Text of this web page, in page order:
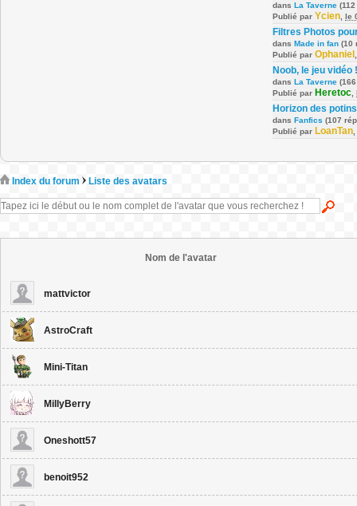
dans La Taverne
Publié par Ycien le
Filtres Photos
dans Made in fan (10
Publié par Ophaniel
Noob, le jeu vidéo !
dans La Taverne
Publié par Heretoc
Horizon des potins
dans Fanfics (107
Publié par LoanTan
Index du forum Liste des avatars
Nom de l'avatar
mattvictor
AstroCraft
Mini-Titan
MillyBerry
Oneshott57
benoit952